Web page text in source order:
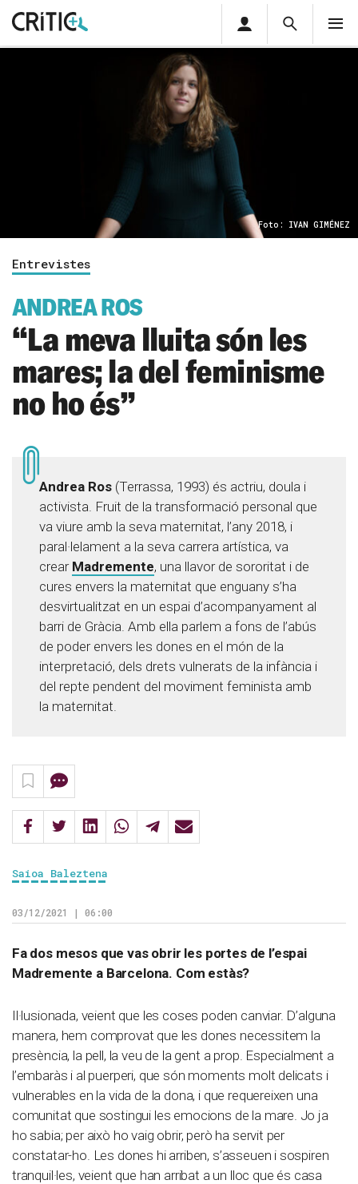
Cerca
Cerca
privada
Foto: IVAN GIMÉNEZ
Entrevistes
ANDREA ROS
“La meva lluita són les
mares; la del feminisme
no ho és”
Andrea Ros (Terrassa, 1993) és actriu, doula i
activista. Fruit de la transformació personal que
va viure amb la seva maternitat, l’any 2018, i
paral·lelament a la seva carrera artística, va
crear Madremente, una llavor de sororitat i de
cures envers la maternitat que enguany s’ha
desvirtualitzat en un espai d’acompanyament al
barri de Gràcia. Amb ella parlem a fons de l’abús
de poder envers les dones en el món de la
interpretació, dels drets vulnerats de la infància i
del repte pendent del moviment feminista amb
la maternitat.
Saioa Baleztena
03/12/2021 | 06:00
Fa dos mesos que vas obrir les portes de l’espai
Madremente a Barcelona. Com estàs?
Il·lusionada, veient que les coses poden canviar. D’alguna
manera, hem comprovat que les dones necessitem la
presència, la pell, la veu de la gent a prop. Especialment a
l’embaràs i al puerperi, que són moments molt delicats i
vulnerables en la vida de la dona, i que requereixen una
comunitat que sostingui les emocions de la mare. Jo ja
ho sabia; per això ho vaig obrir, però ha servit per
constatar-ho. Les dones hi arriben, s’asseuen i sospiren
tranquil·les, veient que han arribat a un lloc que és casa